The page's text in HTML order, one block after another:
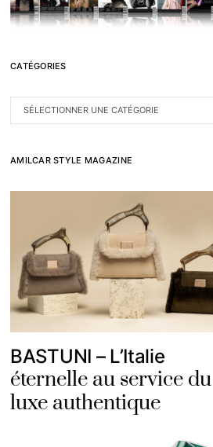
CATÉGORIES
CATÉGORIES
AMILCAR STYLE MAGAZINE
BASTUNI – L’Italie
éternelle au service du
luxe authentique